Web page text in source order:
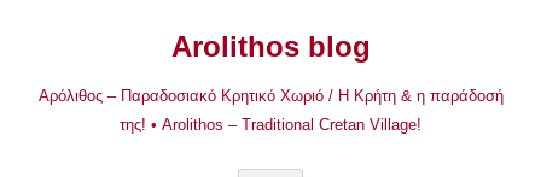
Arolithos blog
Αρόλιθος – Παραδοσιακό Κρητικό Χωριό / Η Κρήτη & η παράδοσή
της! • Arolithos – Traditional Cretan Village!